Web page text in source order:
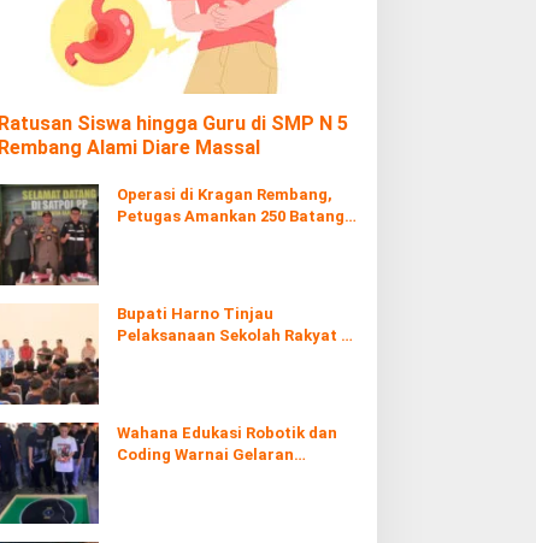
Ratusan Siswa hingga Guru di SMP N 5
Rembang Alami Diare Massal
Operasi di Kragan Rembang,
Petugas Amankan 250 Batang
Bupati Harno Tinjau
Pelaksanaan Sekolah Rakyat di
Wahana Edukasi Robotik dan
Coding Warnai Gelaran